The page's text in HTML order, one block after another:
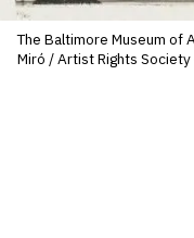
The Baltimore Museum of
Miró / Artist Rights Society